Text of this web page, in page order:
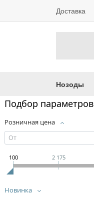
Доставка
Нозоды
Подбор параметров
Розничная цена
100 2 175
Новинка